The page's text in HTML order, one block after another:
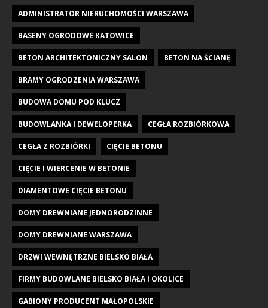
ADMINISTRATOR NIERUCHOMOŚCI WARSZAWA
BASENY OGRODOWE KATOWICE
BETON ARCHITEKTONICZNY SALON BETON NA ŚCIANĘ
BRAMY OGRODZENIA WARSZAWA
BUDOWA DOMU POD KLUCZ
BUDOWLANKA I DEWELOPERKA CEGŁA ROZBIÓRKOWA
CEGŁA Z ROZBIÓRKI CIĘCIE BETONU
CIĘCIE I WIERCENIE W BETONIE
DIAMENTOWE CIĘCIE BETONU
DOMY DREWNIANE JEDNORODZINNE
DOMY DREWNIANE WARSZAWA
DRZWI WEWNĘTRZNE BIELSKO BIAŁA
FIRMY BUDOWLANE BIELSKO BIAŁA I OKOLICE
GABIONY PRODUCENT MAŁOPOLSKIE